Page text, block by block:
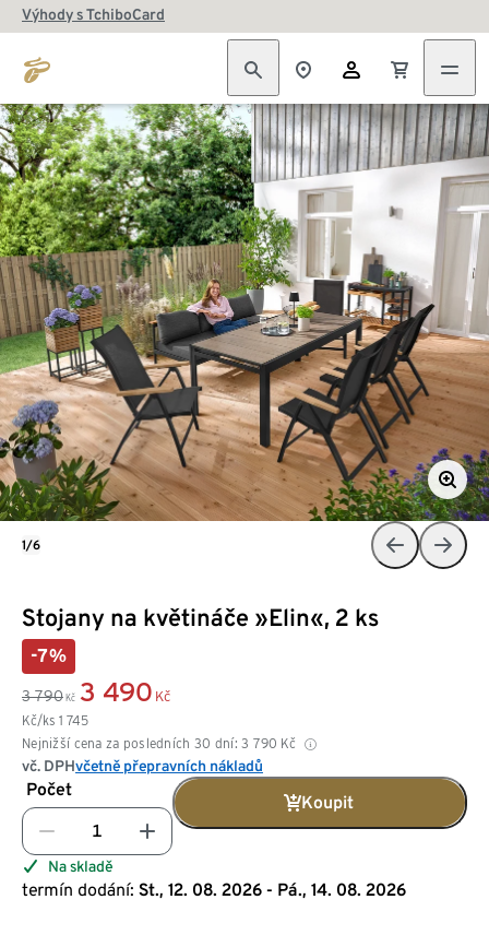
Výhody s TchiboCard
Stojany na květináče »Elin«, 2 ks
-7%
3 790 Kč 3 490 Kč
Kč/ks 1 745
Nejnižší cena za posledních 30 dní: 3 790 Kč
vč. DPHvčetně přepravních nákladů
Počet
Koupit
Na skladě
termín dodání: St., 12. 08. 2026 - Pá., 14. 08. 2026
1/6